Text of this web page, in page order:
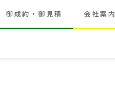
御成約・御見積 会社案内